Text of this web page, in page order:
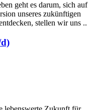
geht es darum, sich auf
unseres zukünftigen
stellen wir uns ..